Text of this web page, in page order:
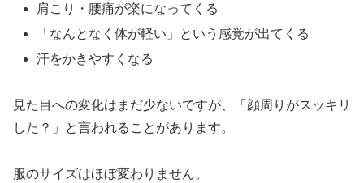
肩こり・腰痛が楽になってくる
「なんとなく体が軽い」という感覚が出てくる
汗をかきやすくなる
見た目への変化はまだ少ないですが、「顔周りがスッキリ
した？」と言われることがあります。
服のサイズはほぼ変わりません。